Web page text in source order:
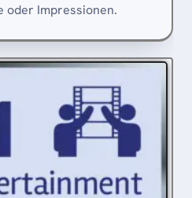
Impressionen.